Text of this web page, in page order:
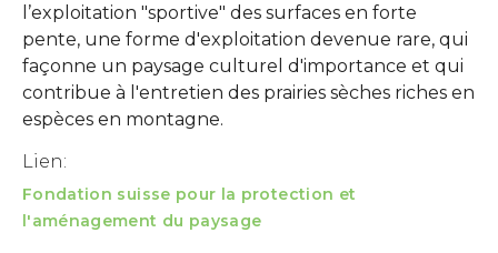
l’exploitation "sportive" des surfaces en forte
pente, une forme d'exploitation devenue rare, qui
façonne un paysage culturel d'importance et qui
contribue à l'entretien des prairies sèches riches en
espèces en montagne.
Lien:
Fondation suisse pour la protection et
l'aménagement du paysage